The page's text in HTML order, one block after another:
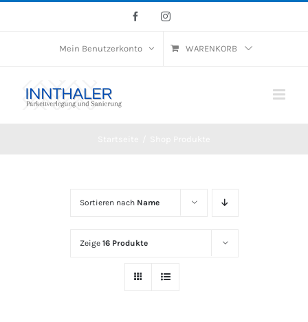
FacebookInstagram
Mein Benutzerkonto WARENKORB
Sortieren nach Name
Zeige 16 Produkte